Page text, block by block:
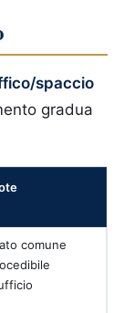
spaccio
gradua
comune